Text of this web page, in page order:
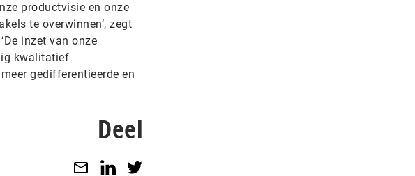
productvisie en onze
te overwinnen’, zegt
inzet van onze
kwalitatief
gedifferentieerde en
Deel